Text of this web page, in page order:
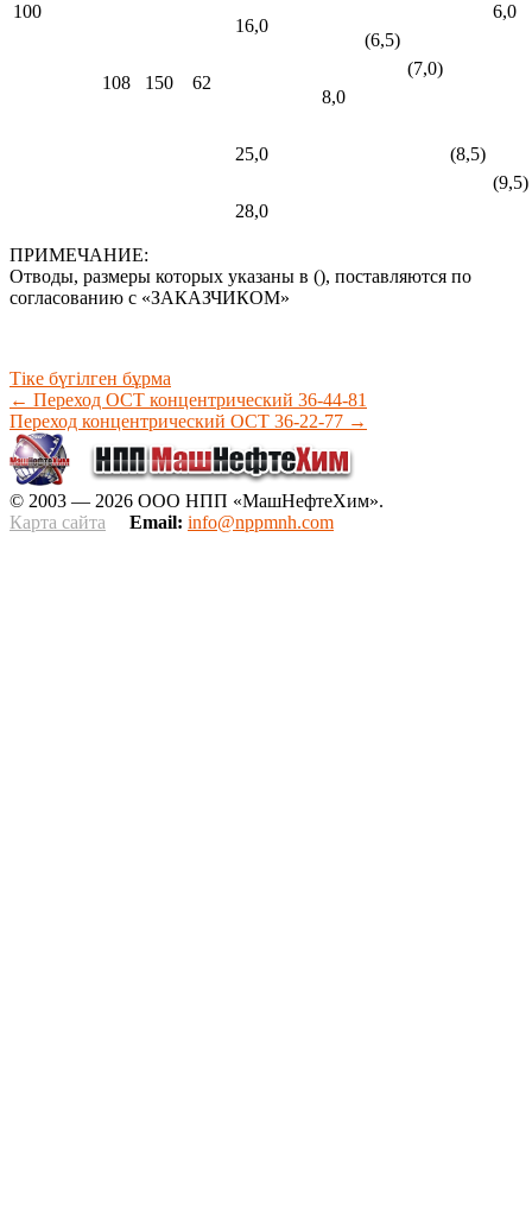
100
108 150 62
16,0
6,0
(6,5)
(7,0)
8,0
25,0
(8,5)
(9,5)
28,0
ПРИМЕЧАНИЕ:
Отводы, размеры которых указаны в (), поставляются по
согласованию с «ЗАКАЗЧИКОМ»
Тіке бүгілген бұрма
← Переход ОСТ концентрический 36-44-81
Переход концентрический ОСТ 36-22-77 →
© 2003 — 2026 ООО НПП «МашНефтеХим».
Карта сайта
Email: info@nppmnh.com